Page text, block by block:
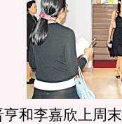
李嘉欣上周末